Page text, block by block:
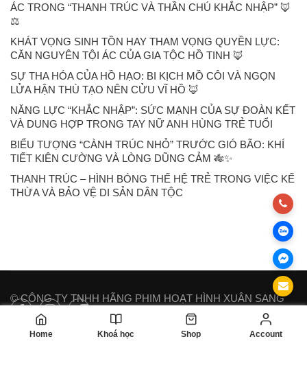
ÁC TRONG “THANH TRÚC VÀ THẦN CHÚ KHẮC NHẬP” 🦊
⚖️
KHÁT VỌNG SINH TỒN HAY THAM VỌNG QUYỀN LỰC:
CĂN NGUYÊN TỘI ÁC CỦA GIA TỘC HỒ TINH 🦊
SỰ THA HÓA CỦA HỒ HẠO: BI KỊCH MỒ CÔI VÀ NGỌN
LỬA HẬN THÙ TẠO NÊN CỬU VĨ HỒ 🦊
NĂNG LỰC “KHẮC NHẬP”: SỨC MẠNH CỦA SỰ ĐOÀN KẾT
VÀ DUNG HỢP TRONG TAY NỮ ANH HÙNG TRẺ TUỔI
BIỂU TƯỢNG “CÀNH TRÚC NHỎ” TRƯỚC GIÓ BÃO: KHÍ
TIẾT KIÊN CƯỜNG VÀ LÒNG DŨNG CẢM 🎋✨
THANH TRÚC – HÌNH BÓNG THẾ HỆ TRẺ TRONG VIỆC KẾ
THỪA VÀ BẢO VỆ DI SẢN DÂN TỘC
© CÔNG TY TNHH HÃNG PHIM HOẠT HÌNH XUÂN SANG
Home Khoá học Shop Account